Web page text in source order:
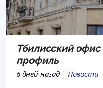
Тбилисский
профиль
6 дней назад | Новости